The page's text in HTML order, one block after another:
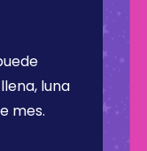
luna
mes.